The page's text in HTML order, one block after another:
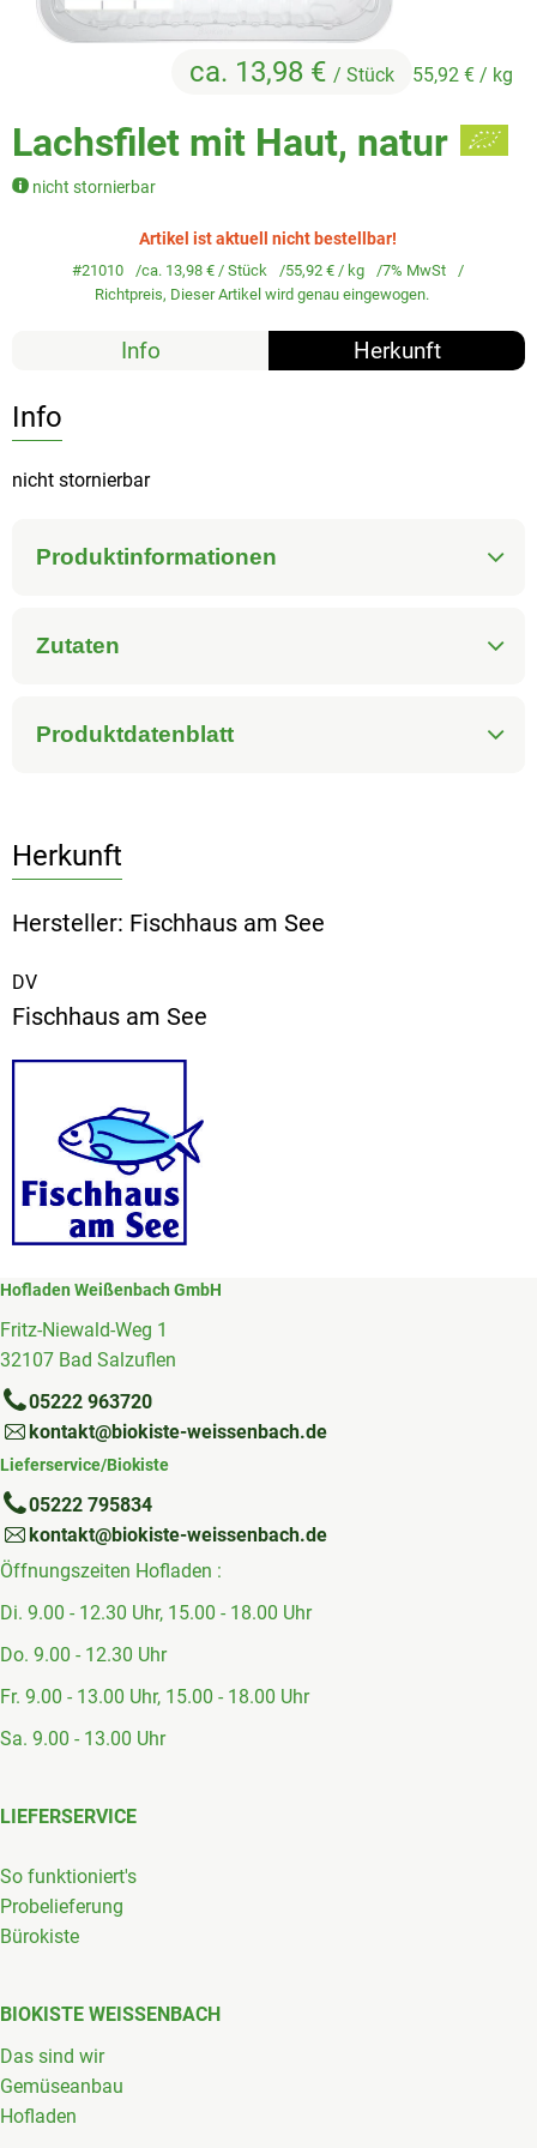
Veggie & Vegan
AllerLiebe
Über uns
Service
Lachsfilet mit Haut, natur
nicht stornierbar
ca. 13,98 € / Stück 55,92 € / kg
Artikel ist aktuell nicht bestellbar!
#21010 ca. 13,98 €/ Stück 55,92 €/ kg
7% MwSt
Richtpreis, Dieser Artikel wird genau eingewogen.
Info Herkunft
Info
nicht stornierbar
Produktinformationen
Zutaten
Produktdatenblatt
Herkunft
Hersteller: Fischhaus am See
DV
Fischhaus am See
Hofladen Weißenbach GmbH
Fritz-Niewald-Weg 1
32107 Bad Salzuflen
05222 963720
kontakt@biokiste-weissenbach.de
Lieferservice/Biokiste
05222 795834
kontakt@biokiste-weissenbach.de
Öffnungszeiten Hofladen :
Di. 9.00 - 12.30 Uhr, 15.00 - 18.00 Uhr
Do. 9.00 - 12.30 Uhr
Fr. 9.00 - 13.00 Uhr, 15.00 - 18.00 Uhr
Sa. 9.00 - 13.00 Uhr
LIEFERSERVICE
So funktioniert's
Probelieferung
Bürokiste
BIOKISTE WEISSENBACH
Das sind wir
Gemüseanbau
Hofladen